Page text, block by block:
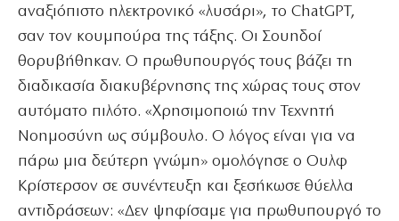
αναξιόπιστο ηλεκτρονικό «λυσάρι», το ChatGPT,
σαν τον κουμπούρα της τάξης. Οι Σουηδοί
θορυβήθηκαν. Ο πρωθυπουργός τους βάζει τη
διαδικασία διακυβέρνησης της χώρας τους στον
αυτόματο πιλότο. «Χρησιμοποιώ την Τεχνητή
Νοημοσύνη ως σύμβουλο. Ο λόγος είναι για να
πάρω μια δεύτερη γνώμη» ομολόγησε ο Ουλφ
Κρίστερσον σε συνέντευξη και ξεσήκωσε θύελλα
αντιδράσεων: «Δεν ψηφίσαμε για πρωθυπουργό το